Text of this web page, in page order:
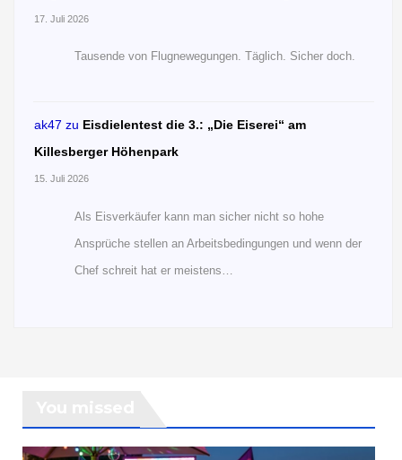
17. Juli 2026
Tausende von Flugnewegungen. Täglich. Sicher doch.
ak47 zu Eisdielentest die 3.: „Die Eiserei“ am
Killesberger Höhenpark
15. Juli 2026
Als Eisverkäufer kann man sicher nicht so hohe
Ansprüche stellen an Arbeitsbedingungen und wenn der
Chef schreit hat er meistens…